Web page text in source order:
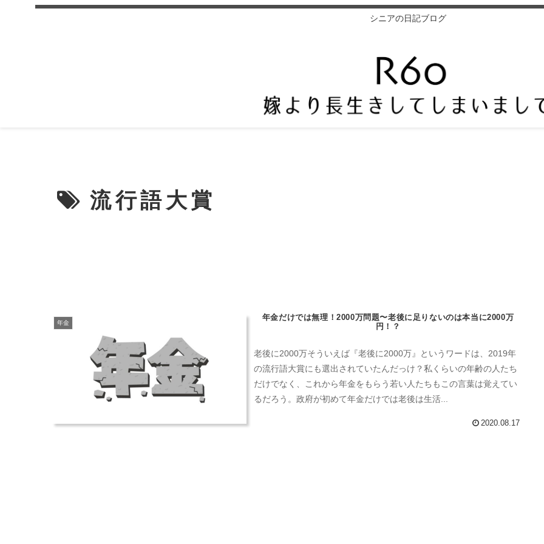
シニアの日記ブログ
流行語大賞
年金
年金だけでは無理！2000万問題〜老後に足りないのは本当に2000万
円！？
老後に2000万そういえば『老後に2000万』というワードは、2019年
の流行語大賞にも選出されていたんだっけ？私くらいの年齢の人たち
だけでなく、これから年金をもらう若い人たちもこの言葉は覚えてい
るだろう。政府が初めて年金だけでは老後は生活...
2020.08.17